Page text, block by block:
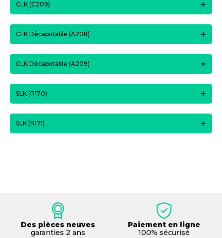
CLK (C209)
CLK Décapotable (A208)
CLK Décapotable (A209)
SLK (R170)
SLK (R171)
Des pièces neuves
garanties 2 ans
Paiement en ligne
100% sécurisé